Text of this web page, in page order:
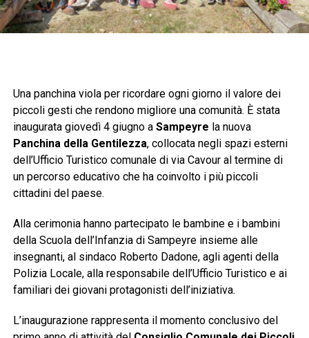
Una panchina viola per ricordare ogni giorno il valore dei
piccoli gesti che rendono migliore una comunità. È stata
inaugurata giovedì 4 giugno a Sampeyre la nuova
Panchina della Gentilezza, collocata negli spazi esterni
dell’Ufficio Turistico comunale di via Cavour al termine di
un percorso educativo che ha coinvolto i più piccoli
cittadini del paese.
Alla cerimonia hanno partecipato le bambine e i bambini
della Scuola dell’Infanzia di Sampeyre insieme alle
insegnanti, al sindaco Roberto Dadone, agli agenti della
Polizia Locale, alla responsabile dell’Ufficio Turistico e ai
familiari dei giovani protagonisti dell’iniziativa.
L’inaugurazione rappresenta il momento conclusivo del